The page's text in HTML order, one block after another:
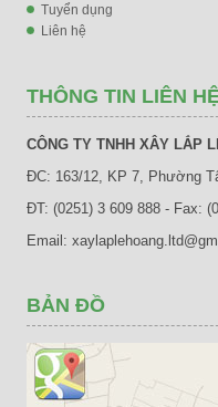
Tuyển dụng
Liên hệ
THÔNG TIN LIÊN
CÔNG TY TNHH XÂY LẮP
ĐC: 163/12, KP 7, Phường
ĐT: (0251) 3 609 888 - Fax:
Email:
BẢN ĐỒ